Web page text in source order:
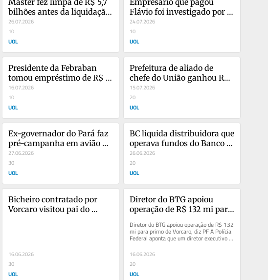
bilhões antes da liquidação,
mostram documentos
26.07.2026
10
UOL
Flávio foi investigado por
esquema de notas frias
24.07.2026
10
UOL
Presidente da Febraban
tomou empréstimo de R$
5,5 milhões do Master
16.07.2026
10
UOL
Prefeitura de aliado de
chefe do União ganhou R$
80 mi em emenda 'sem
dono'
15.07.2026
20
UOL
Ex-governador do Pará faz
pré-campanha em avião de
fornecedores do estado
27.06.2026
30
UOL
BC liquida distribuidora que
operava fundos do Banco
Master
26.06.2026
20
UOL
Bicheiro contratado por
Vorcaro visitou pai do
16.06.2026
30
UOL
Diretor do BTG apoiou
operação de R$ 132 mi para
Diretor do BTG apoiou operação de R$ 132
mi para primo de Vorcaro, diz PF A Polícia
Federal aponta que um diretor executivo
do BTG Pactual...
16.06.2026
20
UOL